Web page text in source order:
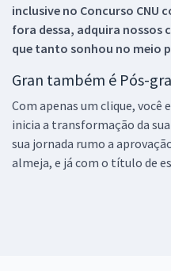
inclusive no Concurso CNU
fora dessa, adquira nossos
que tanto sonhou no meio
Gran também é Pós-
Com apenas um clique, você
inicia a transformação da
sua jornada rumo a
almeja, e já com o título de